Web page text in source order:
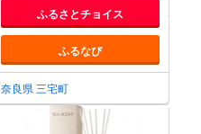
ベッドルーム プレゼント ギ
フト
ふるさとチョイス
ふるなび
奈良県 三宅町